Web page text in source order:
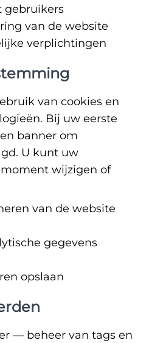
gebruikers
van de website
verplichtingen
van cookies en
Bij uw eerste
banner om
U kunt uw
wijzigen of
van de website
gegevens
opslaan
— beheer van tags en